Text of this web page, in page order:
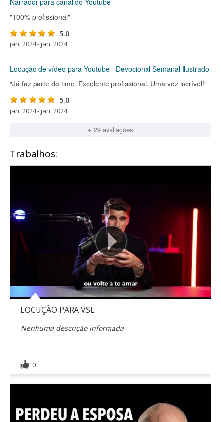
Narrador para canal do Youtube
"100% profissional"
5.0
jan. 2024 - jan. 2024
Locução de vídeo para Youtube - Devocional Semanal Ilustrado
"Já faz parte do time. Excelente profissional. Uma voz incrível!"
5.0
jan. 2024 - jan. 2024
+ 29 avaliações
Trabalhos:
LOCUÇÃO PARA VSL
Nenhuma descrição informada
0